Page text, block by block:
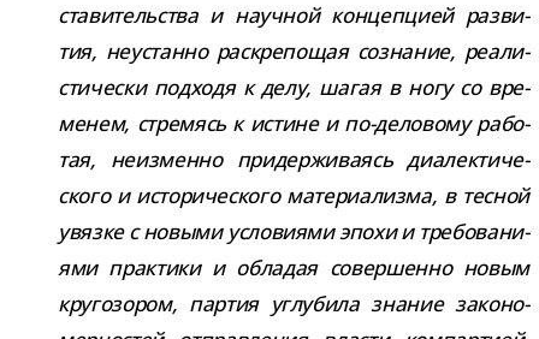
ста­ви­тель­ства и науч­ной кон­цеп­цией раз­ви­
тия, неустанно рас­кре­по­щая созна­ние, реа­ли­
сти­че­ски под­ходя к делу, шагая в ногу со вре­
ме­нем, стре­мясь к истине и по-​деловому рабо­
тая, неиз­менно при­дер­жи­ва­ясь диа­лек­ти­че­
ского и исто­ри­че­ского мате­ри­а­лизма, в тес­ной
увязке с новыми усло­ви­ями эпохи и тре­бо­ва­ни­
ями прак­тики и обла­дая совер­шенно новым
кру­го­зо­ром, пар­тия углу­била зна­ние зако­но­